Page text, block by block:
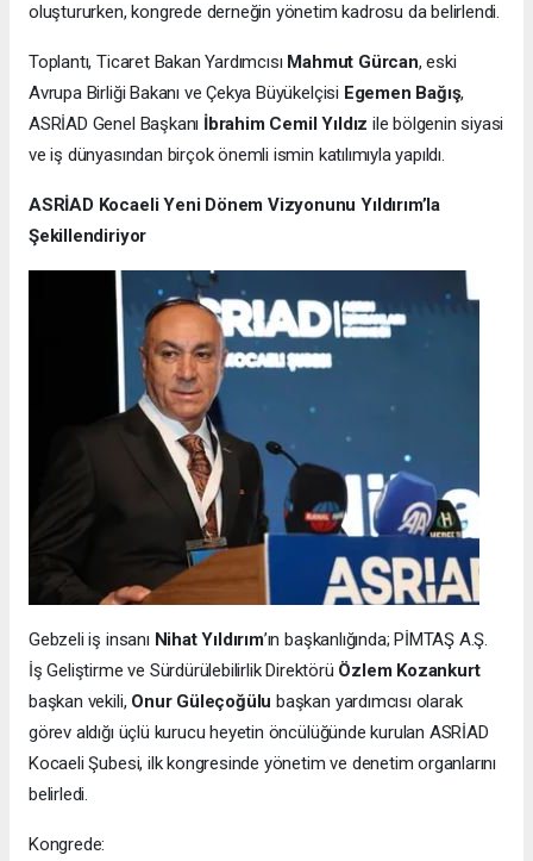
oluştururken, kongrede derneğin yönetim kadrosu da belirlendi.
Toplantı, Ticaret Bakan Yardımcısı Mahmut Gürcan, eski
Avrupa Birliği Bakanı ve Çekya Büyükelçisi Egemen Bağış,
ASRİAD Genel Başkanı İbrahim Cemil Yıldız ile bölgenin siyasi
ve iş dünyasından birçok önemli ismin katılımıyla yapıldı.
ASRİAD Kocaeli Yeni Dönem Vizyonunu Yıldırım’la
Şekillendiriyor
Gebzeli iş insanı Nihat Yıldırım’ın başkanlığında; PİMTAŞ A.Ş.
İş Geliştirme ve Sürdürülebilirlik Direktörü Özlem Kozankurt
başkan vekili, Onur Güleçoğülu başkan yardımcısı olarak
görev aldığı üçlü kurucu heyetin öncülüğünde kurulan ASRİAD
Kocaeli Şubesi, ilk kongresinde yönetim ve denetim organlarını
belirledi.
Kongrede: